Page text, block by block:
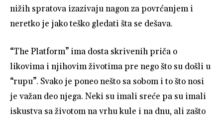
nižih spratova izazivaju nagon za povrćanjem i
neretko je jako teško gledati šta se dešava.
“The Platform” ima dosta skrivenih priča o
likovima i njihovim životima pre nego što su došli u
“rupu”. Svako je poneo nešto sa sobom i to što nosi
je važan deo njega. Neki su imali sreće pa su imali
iskustva sa životom na vrhu kule i na dnu, ali zašto